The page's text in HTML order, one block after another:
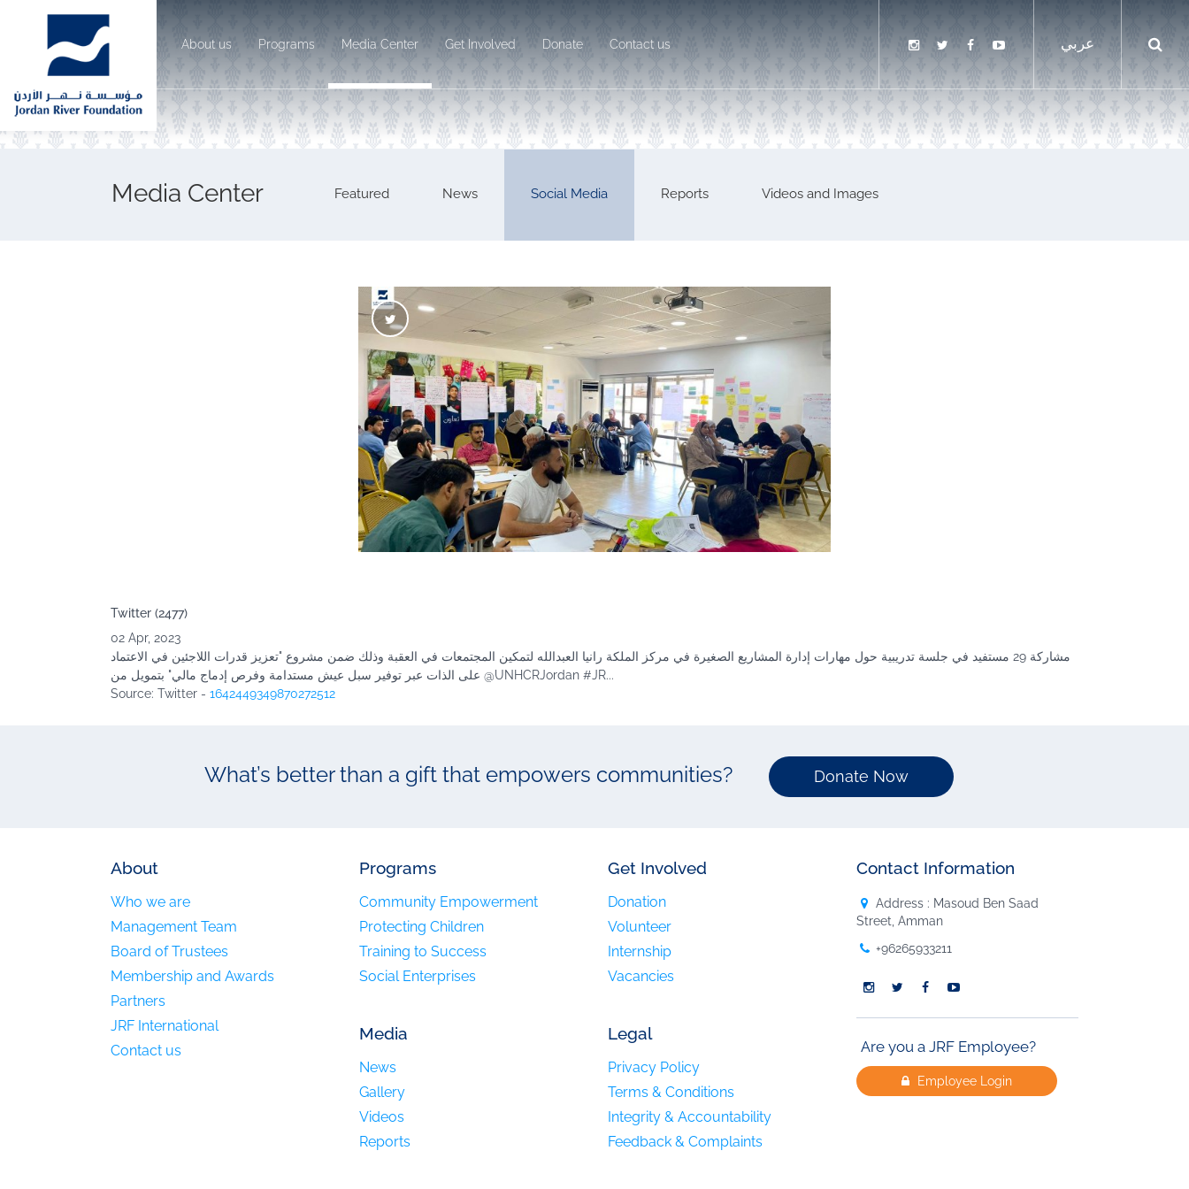
About us Programs Media Center Get Involved Donate Contact us عربي
Media Center Featured News Social Media Reports Videos and Images
Twitter (2477)
02 Apr, 2023
مشاركة 29 مستفيد في جلسة تدريبية حول مهارات إدارة المشاريع الصغيرة في مركز الملكة رانيا العبدالله لتمكين المجتمعات في العقبة وذلك ضمن مشروع "تعزيز قدرات اللاجئين في الاعتماد
على الذات عبر توفير سبل عيش مستدامة وفرص إدماج مالي" بتمويل من @UNHCRJordan #JR...
Source: Twitter - 1642449349870272512
What’s better than a gift that empowers communities? Donate Now
About
Who we are
Management Team
Board of Trustees
Membership and Awards
Partners
JRF International
Contact us
Programs
Community Empowerment
Protecting Children
Training to Success
Social Enterprises
Media
News
Gallery
Videos
Reports
Get Involved
Donation
Volunteer
Internship
Vacancies
Legal
Privacy Policy
Terms & Conditions
Integrity & Accountability
Feedback & Complaints
Contact Information
Address : Masoud Ben Saad
Street, Amman
+96265933211
Are you a JRF Employee?
Employee Login